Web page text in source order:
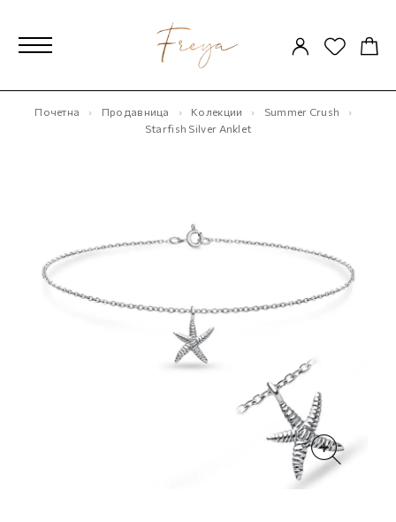
Почетна Продавница Колекции
Summer Crush
Starfish Silver Anklet